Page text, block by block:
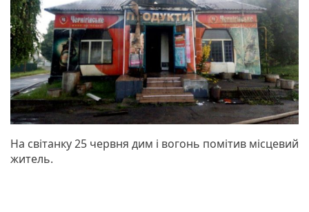
На світанку 25 червня дим і вогонь помітив місцевий
житель.